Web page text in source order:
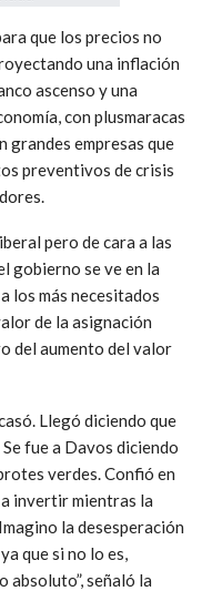
que los precios no
una inflación
ascenso y una
con plusmaracas
grandes empresas que
preventivos de crisis
pero de cara a las
gobierno se ve en la
los más necesitados
de la asignación
del aumento del valor
Llegó diciendo que
fue a Davos diciendo
verdes. Confió en
invertir mientras la
la desesperación
que si no lo es,
absoluto”, señaló la